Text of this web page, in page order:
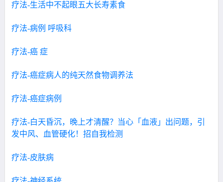
疗法-生活中不起眼五大长寿素食
疗法-病例 呼吸科
疗法-癌 症
疗法-癌症病人的纯天然食物调养法
疗法-癌症病例
疗法-白天昏沉，晚上才清醒？当心「血液」出问题，引
发中风、血管硬化！招自我检测
疗法-皮肤病